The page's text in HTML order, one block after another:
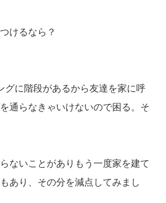
けるなら？
グに階段があるから友達を家に呼
通らなきゃいけないので困る。そ
ないことがありもう一度家を建て
あり、その分を減点してみまし